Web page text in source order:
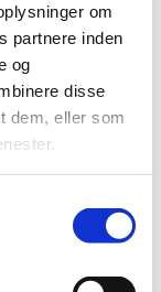
om
partnere inden
og
disse
dem, eller som
er indre
vi gerne.